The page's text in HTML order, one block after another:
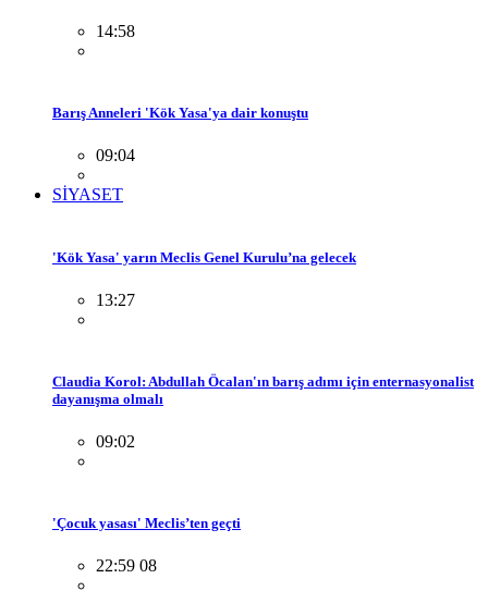
14:58
Barış Anneleri 'Kök Yasa'ya dair konuştu
09:04
SİYASET
'Kök Yasa' yarın Meclis Genel Kurulu’na gelecek
13:27
Claudia Korol: Abdullah Öcalan'ın barış adımı için enternasyonalist
dayanışma olmalı
09:02
'Çocuk yasası' Meclis’ten geçti
22:59 08